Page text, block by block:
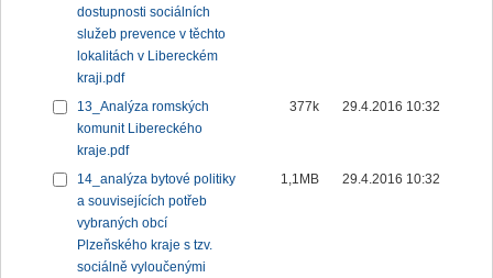
dostupnosti sociálních
služeb prevence v těchto
lokalitách v Libereckém
kraji.pdf
13_Analýza romských
komunit Libereckého
kraje.pdf
377k 29.4.2016 10:32
14_analýza bytové politiky
a souvisejících potřeb
vybraných obcí
Plzeňského kraje s tzv.
sociálně vyloučenými
1,1MB 29.4.2016 10:32